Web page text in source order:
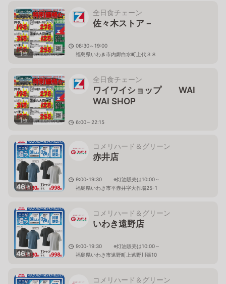
1枚
全日食チェーン
佐々木ストア－
08:30～19:00
福島県いわき市内郷白水町上代３８
1枚
全日食チェーン
ワイワイショップ WAI
WAI SHOP
6:00～22:15
46枚
コメリハード＆グリーン
赤井店
9:00-19:30 ※灯油販売は10:00～
福島県いわき市平赤井字大作場25-1
46枚
コメリハード＆グリーン
いわき遠野店
9:00-19:30 ※灯油販売は10:00～
福島県いわき市遠野町上遠野川張10
コメリハード＆グリーン